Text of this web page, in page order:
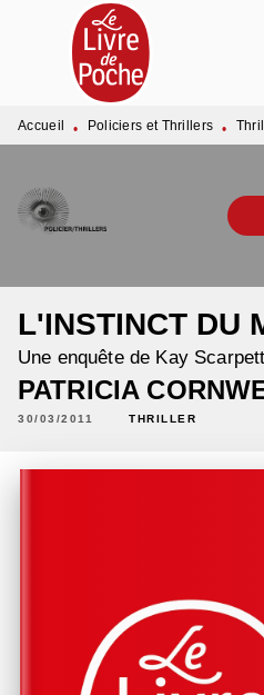
MENU RECHERCHE
PIED DE PAGE
Accueil • Policiers et Thrillers •
L'INSTINCT DU
Une enquête de Kay
PATRICIA
30/03/2011 THRILLER